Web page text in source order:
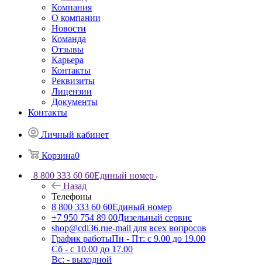
Компания
О компании
Новости
Команда
Отзывы
Карьера
Контакты
Реквизиты
Лицензии
Документы
Контакты
Личный кабинет
Корзина0
8 800 333 60 60Единый номер
Назад
Телефоны
8 800 333 60 60Единый номер
+7 950 754 89 00Дизельный сервис
shop@cdi36.rue-mail для всех вопросов
График работыПн - Пт: с 9.00 до 19.00
Сб - с 10.00 до 17.00
Вс: - выходной